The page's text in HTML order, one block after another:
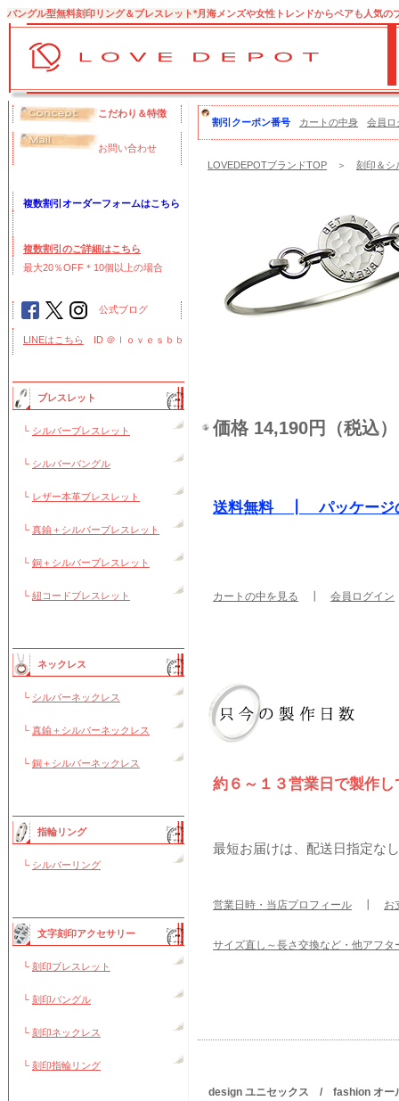
バングル型無料刻印リング＆ブレスレット*月海 メンズや女性トレンドからペアも人気
こだわり＆特徴
お問い合わせ
複数割引オーダーフォームはこちら
複数割引のご詳細はこちら
最大20％OFF＊10個以上の場合
公式ブログ
LINEはこちら ID ＠ｌｏｖｅｓｂｂ
ブレスレット
└ シルバーブレスレット
└ シルバーバングル
└ レザー本革ブレスレット
└ 真鍮＋シルバーブレスレット
└ 銅＋シルバーブレスレット
└ 紐コードブレスレット
ネックレス
└ シルバーネックレス
└ 真鍮＋シルバーネックレス
└ 銅＋シルバーネックレス
指輪リング
└ シルバーリング
文字刻印アクセサリー
└ 刻印ブレスレット
└ 刻印バングル
└ 刻印ネックレス
└ 刻印指輪リング
割引クーポン番号 カートの中身 会員ロ
LOVEDEPOTブランドTOP ＞ 刻印＆シ
価格 14,190円（税込）
送料無料 ┃ パッケージ
カートの中を見る 会員ログイン
約６～１３営業日で製作
最短お届けは、配送日指定な
営業日時・当店プロフィール お
サイズ直し～長さ交換など・他アフタ
design ユニセックス / fashion オー